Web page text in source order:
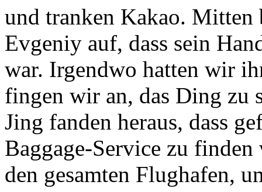
und tranken Kakao.
Evgeniy auf, dass sein
war. Irgendwo hatten wir
fingen wir an, das Ding zu
Jing fanden heraus, dass
Baggage-Service zu
den gesamten Flughafen,